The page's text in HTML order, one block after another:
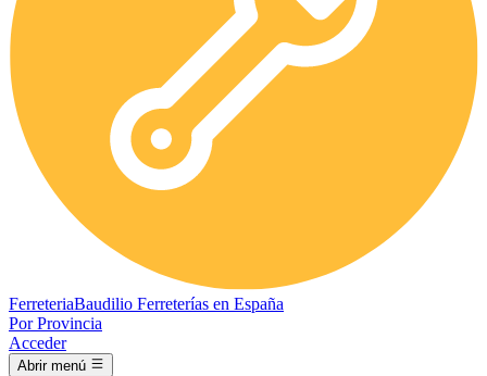
FerreteriaBaudilio Ferreterías en España
Por Provincia
Acceder
Abrir menú